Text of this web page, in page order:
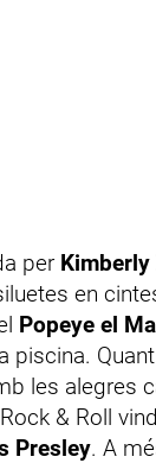
per Kimberly
en
Popeye el
piscina.
les alegres
& Roll
Presley. A